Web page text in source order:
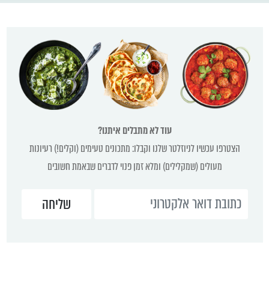
עוד לא מתבלים איתנו?
הצטרפו עכשיו לניוזלטר שלנו וקבלו: מתכונים טעימים (וקלים!) רעיונות
מעולים (שמקלילים) ומלא זמן פנוי לדברים שבאמת חשובים